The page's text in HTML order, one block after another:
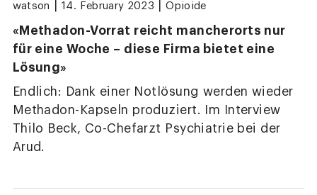
watson 14. February 2023 Opioide
«Methadon-Vorrat reicht mancherorts nur
für eine Woche – diese Firma bietet eine
Lösung»
Endlich: Dank einer Notlösung werden wieder
Methadon-Kapseln produziert. Im Interview
Thilo Beck, Co-Chefarzt Psychiatrie bei der
Arud.